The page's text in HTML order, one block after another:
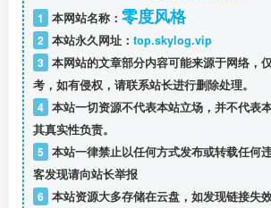
1 本网站名称： 零度风格
2 本站永久网址： top.skylog.vip
3 本网站的文章部分内容可能来源于网络，
考，如有侵权，请联系站长进行删除处理。
4 本站一切资源不代表本站立场，并不代表
其真实性负责。
5 本站一律禁止以任何方式发布或转载任何
客发现请向站长举报
6 本站资源大多存储在云盘，如发现链接失